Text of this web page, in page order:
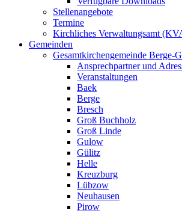
Stellenangebote
Termine
Kirchliches Verwaltungsamt
Gemeinden
Gesamtkirchengemeinde Berge-
Ansprechpartner und
Veranstaltungen
Baek
Berge
Bresch
Groß Buchholz
Groß Linde
Gulow
Gülitz
Helle
Kreuzburg
Lübzow
Neuhausen
Pirow